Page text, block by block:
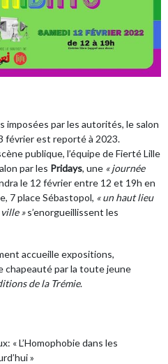
imposées par les autorités, le salon
février est reporté à 2023.
publique, l’équipe deFierté Lille
par les Pridays, une « journée
le 12 février entre 12 et 19h en
7 place Sébastopol, « un haut lieu
»s’enorgueillissent les
accueille expositions,
par la toute jeune
de la Trémie.
« L’Homophobie dans les
»